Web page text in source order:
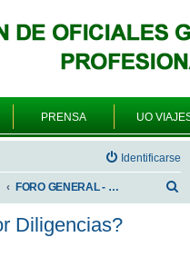
PRENSA UO
Identificarse
FORO GENERAL - TEMAS PROFESIONALES
Diligencias?